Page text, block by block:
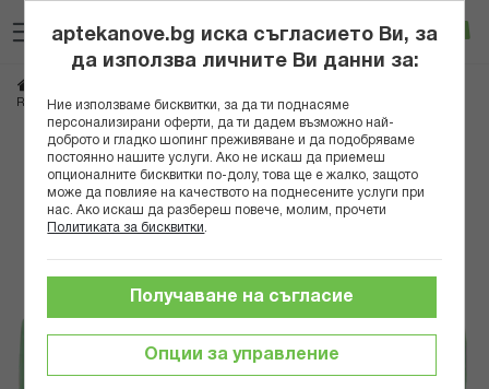
към
съдържанието
Вход
RHUS TOXICODENDRON 5CH
Преминете
края
aptekanove.bg иска съгласието Ви, за
да използва личните Ви данни за:
Ние използваме бисквитки, за да ти поднасяме
персонализирани оферти, да ти дадем възможно най-
доброто и гладко шопинг преживяване и да подобряваме
постоянно нашите услуги. Ако не искаш да приемеш
опционалните бисквитки по-долу, това ще е жалко, защото
може да повлияе на качеството на поднесените услуги при
нас. Ако искаш да разбереш повече, молим, прочети
Политиката за бисквитки
Опции за управление
Получаване на съгласие